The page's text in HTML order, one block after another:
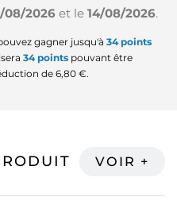
08/2026 et le 14/08/2026.
gagner jusqu'à 34points
34points pouvant être
de 6,80 €.